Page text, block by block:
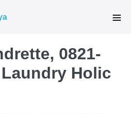
0821-
Laundry Holic